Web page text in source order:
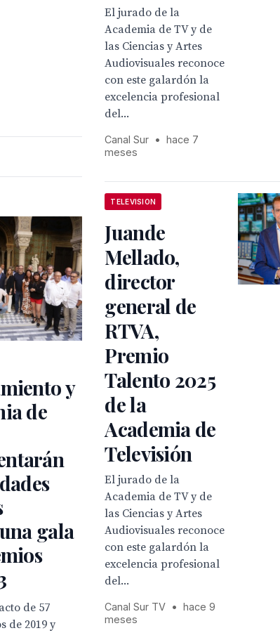
y
de
gala
de 57
de 2019 y
El jurado de la
Academia de TV y de
las Ciencias y Artes
Audiovisuales reconoce
con este galardón la
excelencia profesional
del...
Canal Sur •
hace 7
meses
TELEVISION
Juande
Mellado,
director
general de
RTVA,
Premio
Talento 2025
de la
Academia de
Televisión
El jurado de la
Academia de TV y de
las Ciencias y Artes
Audiovisuales reconoce
con este galardón la
excelencia profesional
del...
Canal Sur TV •
hace 9
meses